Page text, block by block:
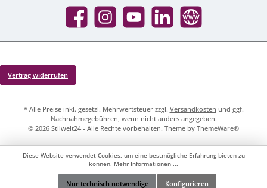
Facebook InstagramYouTube LinkedIn Website
Vertrag widerrufen
* Alle Preise inkl. gesetzl. Mehrwertsteuer zzgl. Versandkosten und ggf.
Nachnahmegebühren, wenn nicht anders angegeben.
© 2026 Stilwelt24 - Alle Rechte vorbehalten. Theme by ThemeWare®
Diese Website verwendet Cookies, um eine bestmögliche Erfahrung bieten zu
können. Mehr Informationen ...
Nur technisch notwendige Konfigurieren